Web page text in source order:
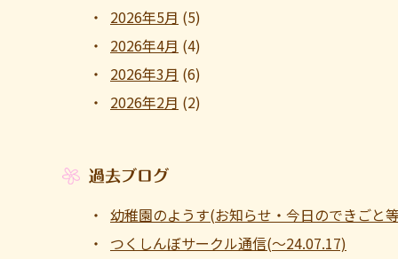
2026年5月 (5)
2026年4月 (4)
2026年3月 (6)
2026年2月 (2)
過去ブログ
幼稚園のようす(お知らせ・今日のできご
つくしんぼサークル通信(～24.07.17)